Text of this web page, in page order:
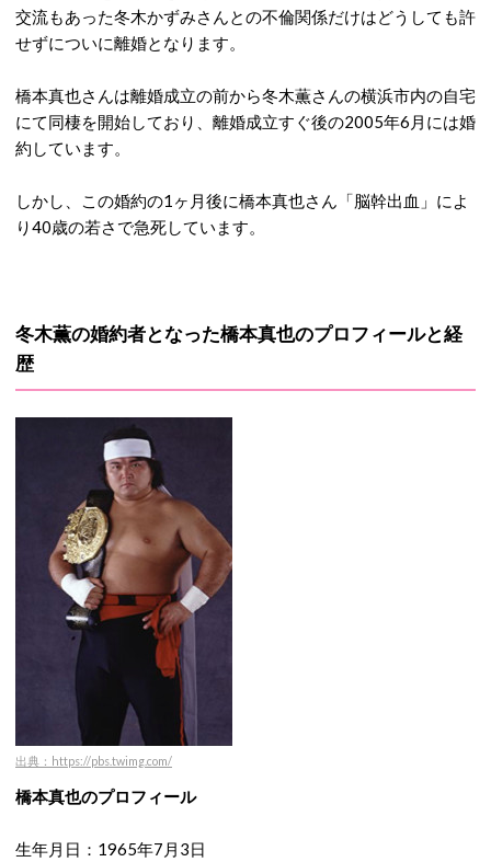
交流もあった冬木かずみさんとの不倫関係だけはどうしても許
せずについに離婚となります。
橋本真也さんは離婚成立の前から冬木薫さんの横浜市内の自宅
にて同棲を開始しており、離婚成立すぐ後の2005年6月には婚
約しています。
しかし、この婚約の1ヶ月後に橋本真也さん「脳幹出血」によ
り40歳の若さで急死しています。
冬木薫の婚約者となった橋本真也のプロフィールと経
歴
出典：https://pbs.twimg.com/
橋本真也のプロフィール
生年月日：1965年7月3日